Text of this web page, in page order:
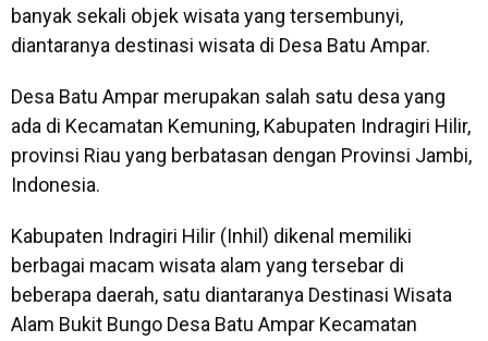
banyak sekali objek wisata yang tersembunyi,
diantaranya destinasi wisata di Desa Batu Ampar.
Desa Batu Ampar merupakan salah satu desa yang
ada di Kecamatan Kemuning, Kabupaten Indragiri Hilir,
provinsi Riau yang berbatasan dengan Provinsi Jambi,
Indonesia.
Kabupaten Indragiri Hilir (Inhil) dikenal memiliki
berbagai macam wisata alam yang tersebar di
beberapa daerah, satu diantaranya Destinasi Wisata
Alam Bukit Bungo Desa Batu Ampar Kecamatan